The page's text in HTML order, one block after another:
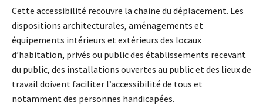
Cette accessibilité recouvre la chaine du déplacement. Les
dispositions architecturales, aménagements et
équipements intérieurs et extérieurs des locaux
d’habitation, privés ou public des établissements recevant
du public, des installations ouvertes au public et des lieux de
travail doivent faciliter l’accessibilité de tous et
notamment des personnes handicapées.